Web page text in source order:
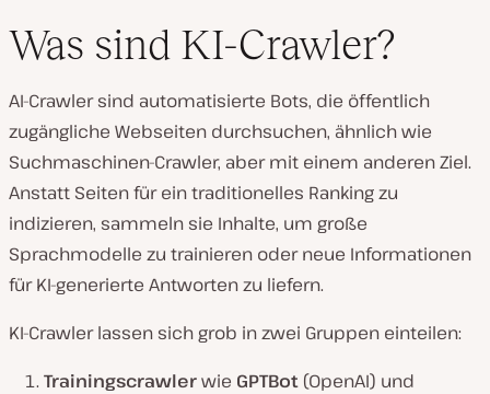
Was sind KI-Crawler?
AI-Crawler sind automatisierte Bots, die öffentlich
zugängliche Webseiten durchsuchen, ähnlich wie
Suchmaschinen-Crawler, aber mit einem anderen Ziel.
Anstatt Seiten für ein traditionelles Ranking zu
indizieren, sammeln sie Inhalte, um große
Sprachmodelle zu trainieren oder neue Informationen
für KI-generierte Antworten zu liefern.
KI-Crawler lassen sich grob in zwei Gruppen einteilen:
Trainingscrawlerwie GPTBot (OpenAI) und